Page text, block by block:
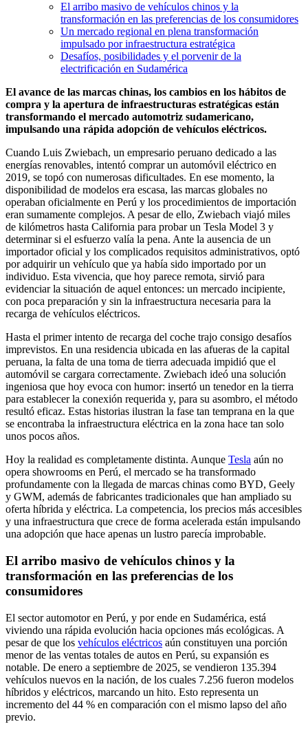
El arribo masivo de vehículos chinos y la
transformación en las preferencias de los consumidores
Un mercado regional en plena transformación
impulsado por infraestructura estratégica
Desafíos, posibilidades y el porvenir de la
electrificación en Sudamérica
El avance de las marcas chinas, los cambios en los hábitos de
compra y la apertura de infraestructuras estratégicas están
transformando el mercado automotriz sudamericano,
impulsando una rápida adopción de vehículos eléctricos.
Cuando Luis Zwiebach, un empresario peruano dedicado a las
energías renovables, intentó comprar un automóvil eléctrico en
2019, se topó con numerosas dificultades. En ese momento, la
disponibilidad de modelos era escasa, las marcas globales no
operaban oficialmente en Perú y los procedimientos de importación
eran sumamente complejos. A pesar de ello, Zwiebach viajó miles
de kilómetros hasta California para probar un Tesla Model 3 y
determinar si el esfuerzo valía la pena. Ante la ausencia de un
importador oficial y los complicados requisitos administrativos, optó
por adquirir un vehículo que ya había sido importado por un
individuo. Esta vivencia, que hoy parece remota, sirvió para
evidenciar la situación de aquel entonces: un mercado incipiente,
con poca preparación y sin la infraestructura necesaria para la
recarga de vehículos eléctricos.
Hasta el primer intento de recarga del coche trajo consigo desafíos
imprevistos. En una residencia ubicada en las afueras de la capital
peruana, la falta de una toma de tierra adecuada impidió que el
automóvil se cargara correctamente. Zwiebach ideó una solución
ingeniosa que hoy evoca con humor: insertó un tenedor en la tierra
para establecer la conexión requerida y, para su asombro, el método
resultó eficaz. Estas historias ilustran la fase tan temprana en la que
se encontraba la infraestructura eléctrica en la zona hace tan solo
unos pocos años.
Hoy la realidad es completamente distinta. Aunque Tesla aún no
opera showrooms en Perú, el mercado se ha transformado
profundamente con la llegada de marcas chinas como BYD, Geely
y GWM, además de fabricantes tradicionales que han ampliado su
oferta híbrida y eléctrica. La competencia, los precios más accesibles
y una infraestructura que crece de forma acelerada están impulsando
una adopción que hace apenas un lustro parecía improbable.
El arribo masivo de vehículos chinos y la
transformación en las preferencias de los
consumidores
El sector automotor en Perú, y por ende en Sudamérica, está
viviendo una rápida evolución hacia opciones más ecológicas. A
pesar de que los vehículos eléctricos aún constituyen una porción
menor de las ventas totales de autos en Perú, su expansión es
notable. De enero a septiembre de 2025, se vendieron 135.394
vehículos nuevos en la nación, de los cuales 7.256 fueron modelos
híbridos y eléctricos, marcando un hito. Esto representa un
incremento del 44 % en comparación con el mismo lapso del año
previo.